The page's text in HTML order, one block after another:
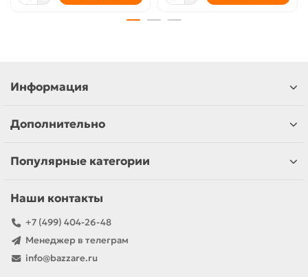
Информация
Дополнительно
Популярные категории
Наши контакты
+7 (499) 404-26-48
Менеджер в телеграм
info@bazzare.ru